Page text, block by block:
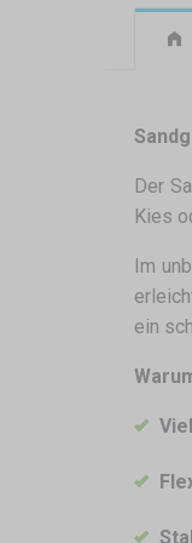
Der
Kies
Im
ein